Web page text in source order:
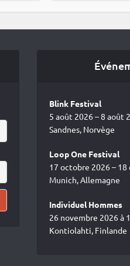
Blink Festival
5 août 2026 – 8 août
Sandnes, Norvège
Loop One Festival
17 octobre 2026 –
Munich, Allemagne
Individuel Hommes
26 novembre 2026 à
Kontiolahti, Finlande